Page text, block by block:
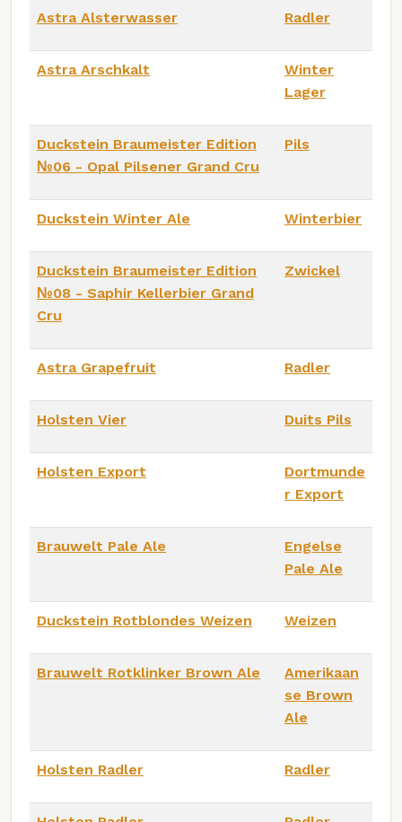
Astra Alsterwasser Radler
Astra Arschkalt
Winter
Lager
Duckstein Braumeister Edition
№06 - Opal Pilsener Grand Cru
Pils
Duckstein Winter Ale Winterbier
Duckstein Braumeister Edition
№08 - Saphir Kellerbier Grand
Cru
Zwickel
Astra Grapefruit Radler
Holsten Vier Duits Pils
Holsten Export
Dortmunde
r Export
Brauwelt Pale Ale
Engelse
Pale Ale
Duckstein Rotblondes Weizen Weizen
Brauwelt Rotklinker Brown Ale
Amerikaan
se Brown
Ale
Holsten Radler Radler